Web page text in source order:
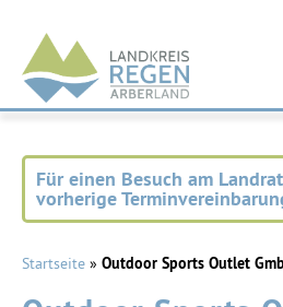
Landkreis
Regen
Für einen Besuch am
vorherige
Startseite » Outdoor Sports Outlet